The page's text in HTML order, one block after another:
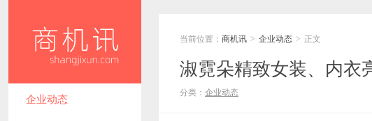
企业动态
当前位置： 商机讯 > 企业动态 > 正文
淑霓朵精致女装、内衣
分类： 企业动态